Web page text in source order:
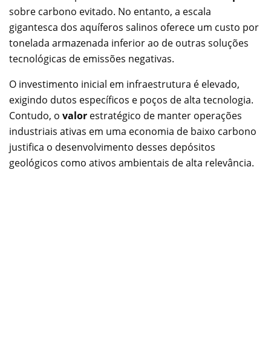
sobre carbono evitado. No entanto, a escala
gigantesca dos aquíferos salinos oferece um custo por
tonelada armazenada inferior ao de outras soluções
tecnológicas de emissões negativas.
O investimento inicial em infraestrutura é elevado,
exigindo dutos específicos e poços de alta tecnologia.
Contudo, o valor estratégico de manter operações
industriais ativas em uma economia de baixo carbono
justifica o desenvolvimento desses depósitos
geológicos como ativos ambientais de alta relevância.